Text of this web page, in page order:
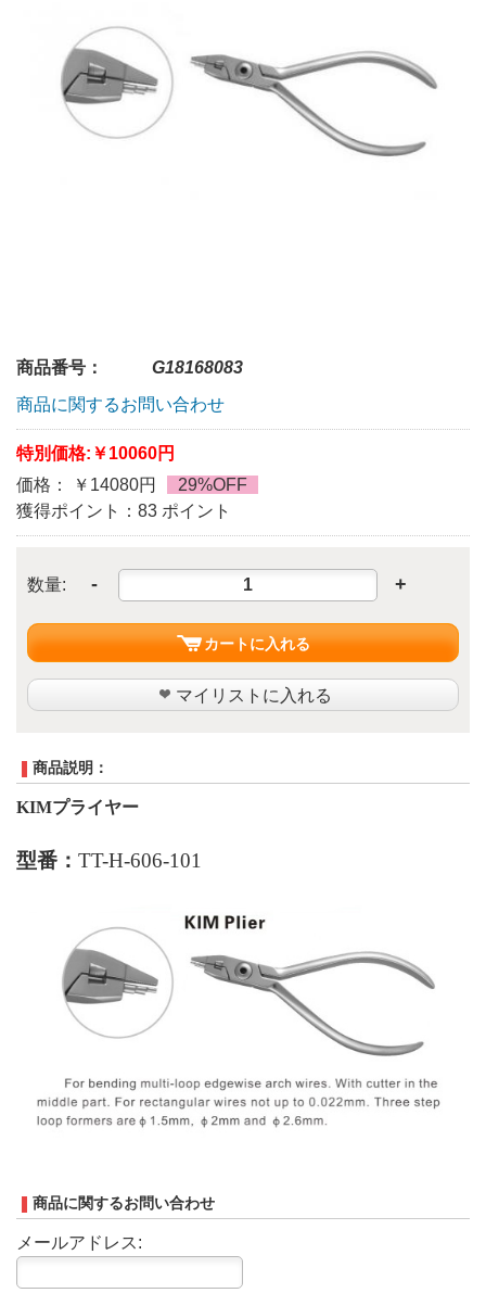
商品番号：
G18168083
商品に関するお問い合わせ
特別価格: ￥10060円
価格： ￥14080円
29%OFF
獲得ポイント：83 ポイント
数量: - +
カートに入れる
マイリストに入れる
商品説明：
KIMプライヤー
型番： TT-H-606-101
商品に関するお問い合わせ
メールアドレス: